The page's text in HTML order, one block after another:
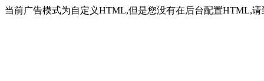
当前广告模式为自定义HTML,但是您没有在后台配置HTML,